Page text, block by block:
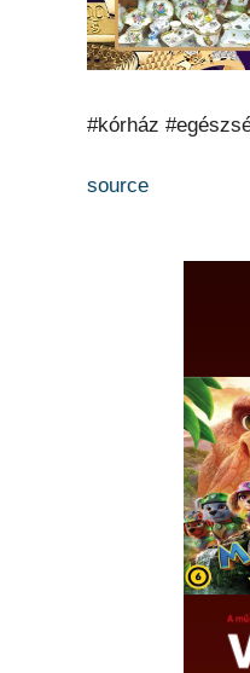
#kórház
source